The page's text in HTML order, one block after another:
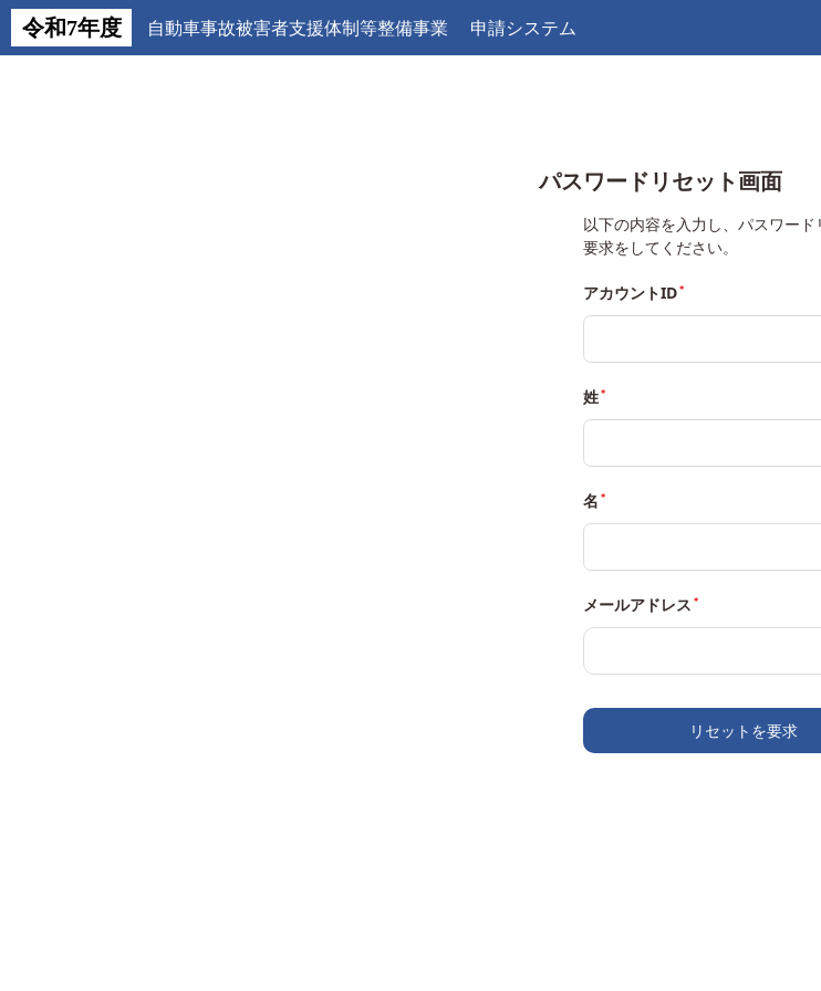
令和7年度 自動車事故被害者支援体制等整備事業 申請システム
パスワードリセット画面
以下の内容を入力し、パスワード
要求をしてください。
アカウントID
姓
名
メールアドレス
リセットを要求